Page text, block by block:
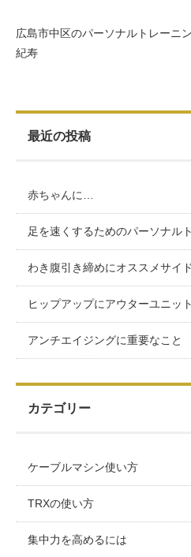
広島市中区のパーソナルトレー
紀寿
最近の投稿
赤ちゃんに…
足を速くするためのパーソナル
わき腹引き締めにオススメサイ
ヒップアップにアウターユニッ
アンチエイジングに重要なこと
カテゴリー
ケーブルマシン使い方
TRXの使い方
集中力を高めるには